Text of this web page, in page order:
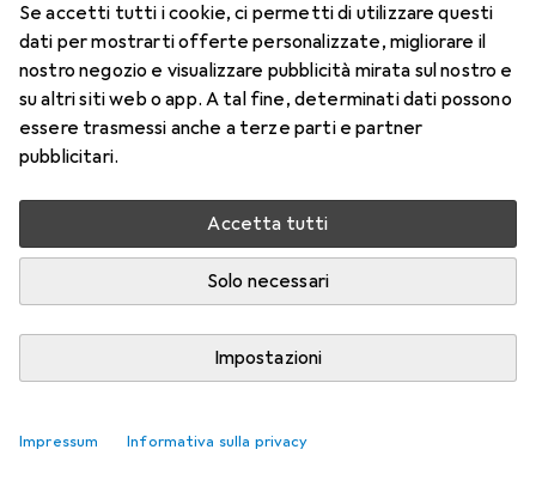
Se accetti tutti i cookie, ci permetti di utilizzare questi
dati per mostrarti offerte personalizzate, migliorare il
nostro negozio e visualizzare pubblicità mirata sul nostro e
su altri siti web o app. A tal fine, determinati dati possono
essere trasmessi anche a terze parti e partner
pubblicitari.
Accetta tutti
Solo necessari
Impostazioni
Impressum Informativa sulla privacy
-1.5, Obiettivo mensile, 6 pz., Torico
Prezzo in EUR IVA incl.
Consegna tra ven, 14/8 e mar, 18/8
Più di 10 pezzi in stock presso il fornitore
Aggiungi al carrello